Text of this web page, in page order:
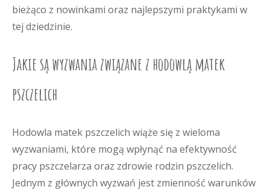
bieżąco z nowinkami oraz najlepszymi praktykami w
tej dziedzinie.
Jakie są wyzwania związane z hodowlą matek
pszczelich
Hodowla matek pszczelich wiąże się z wieloma
wyzwaniami, które mogą wpłynąć na efektywność
pracy pszczelarza oraz zdrowie rodzin pszczelich.
Jednym z głównych wyzwań jest zmienność warunków